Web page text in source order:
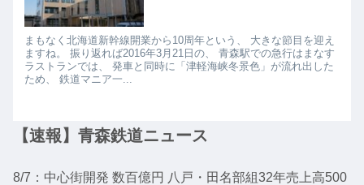
まもなく北海道新幹線開業から10周年という、 大きな節目を迎え
ますね。 振り返れば2016年3月21日の、 青森駅での急行はまなす
ラストランでは、 発車と同時に「津軽海峡冬景色」が流れ出した
ため、 鉄道マニア一...
【速報】青森鉄道ニュース
8/7：中心街開発 数百億円 八戸・田名部組32年売上高500